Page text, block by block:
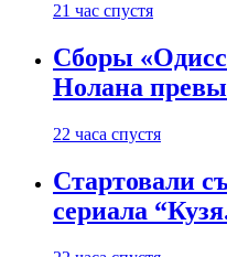
21 час спустя
Сборы
Нолана
22 часа спустя
Стартовали
сериала